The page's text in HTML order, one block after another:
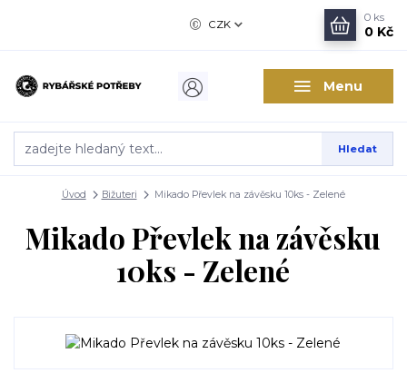
Menu
CZK
Hledat
0 ks
0 Kč
Úvod Bižuteri Mikado Převlek na závěsku 10ks - Zelené
Mikado Převlek na závěsku
10ks - Zelené